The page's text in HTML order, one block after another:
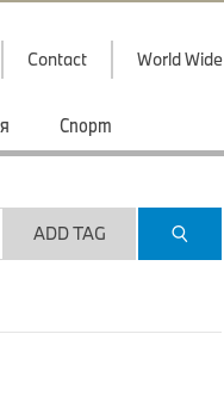
Contact World Wide
Спорт
ADD TAG